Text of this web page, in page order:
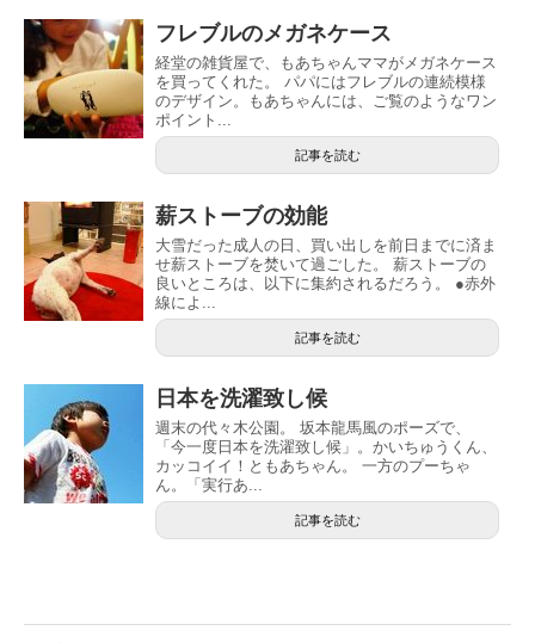
フレブルのメガネケース
経堂の雑貨屋で、もあちゃんママがメガネケース
を買ってくれた。 パパにはフレブルの連続模様
のデザイン。もあちゃんには、ご覧のようなワン
ポイント...
記事を読む
薪ストーブの効能
大雪だった成人の日、買い出しを前日までに済ま
せ薪ストーブを焚いて過ごした。 薪ストーブの
良いところは、以下に集約されるだろう。 ●赤外
線によ...
記事を読む
日本を洗濯致し候
週末の代々木公園。 坂本龍馬風のポーズで、
「今一度日本を洗濯致し候」。かいちゅうくん、
カッコイイ！ともあちゃん。 一方のプーちゃ
ん。「実行あ...
記事を読む